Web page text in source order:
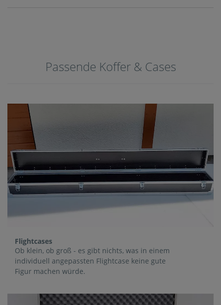
Passende Koffer & Cases
Flightcases
Ob klein, ob groß - es gibt nichts, was in einem
individuell angepassten Flightcase keine gute
Figur machen würde.